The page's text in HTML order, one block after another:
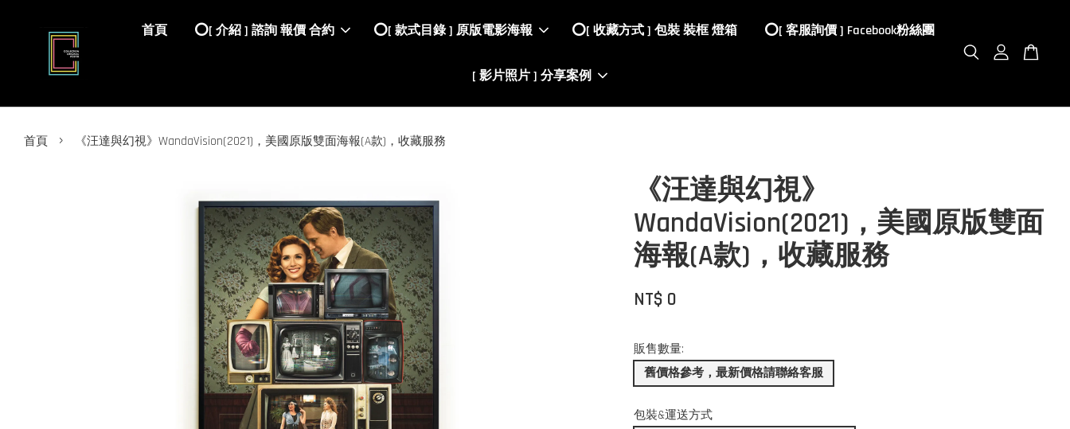
首頁 ⭕️[ 介紹 ] 諮詢 報價 合約 ⭕️[ 款式目錄 ] 原版電影海報 ⭕️[ 收藏方式 ] 包裝 裝框 燈箱 ⭕️[ 客服詢價 ] Facebook粉絲團
[ 影片照片 ] 分享案例
首頁 › 《汪達與幻視》WandaVision(2021)，美國原版雙面海報(A款)，收藏服務
《汪達與幻視》
WandaVision(2021)，美國原版雙面
海報(A款)，收藏服務
NT$ 0
販售數量:
舊價格參考，最新價格請聯絡客服
包裝&運送方式